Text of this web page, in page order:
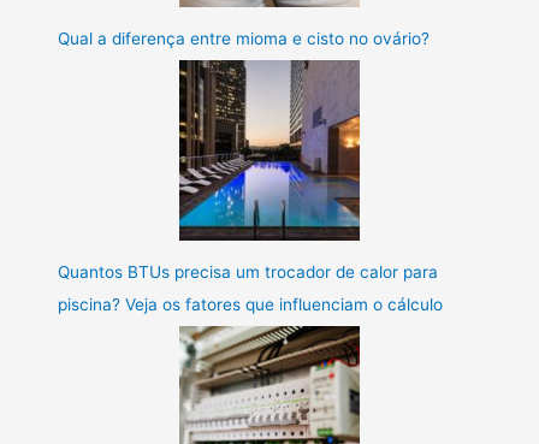
Qual a diferença entre mioma e cisto no ovário?
Quantos BTUs precisa um trocador de calor para
piscina? Veja os fatores que influenciam o cálculo